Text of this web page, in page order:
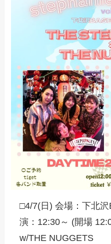
□4/7(日) 会場：下北
演：12:30～ (開場
w/THE NUGGETS